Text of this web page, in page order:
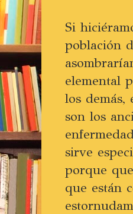
Si
población
elemental
los demás,
son los
sirve
porque
que están